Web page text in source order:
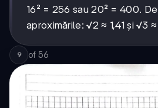
16² = 256 sau 20² = 400.
aproximările: √2 ≈ 1,41 și √3 ≈
9 of 56